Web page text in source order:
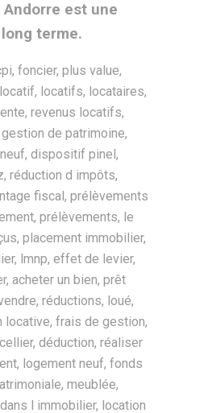
Andorre est une
terme.